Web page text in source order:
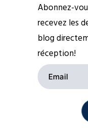
Abonnez-
recevez les
blog
réception!